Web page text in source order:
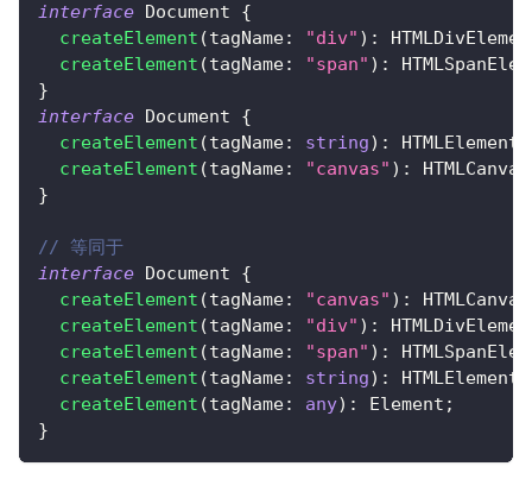
interface Document
{
createElement (tagName: "div" ) :
createElement (tagName: "span" ) :
}
interface Document
{
createElement (tagName: string) : HTMLElement
createElement (tagName: "canvas" ) :
}
// 等同于
interface Document
{
createElement (tagName: "canvas" ) :
createElement (tagName: "div" ) :
createElement (tagName: "span" ) :
createElement (tagName: string) : HTMLElement
createElement (tagName: any) : Element ;
}